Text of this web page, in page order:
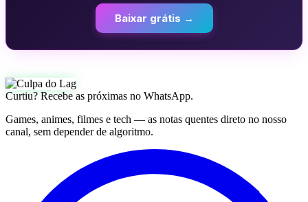
Baixar grátis →
Curtiu? Recebe as próximas no WhatsApp.
Games, animes, filmes e tech — as notas quentes direto no nosso
canal, sem depender de algoritmo.